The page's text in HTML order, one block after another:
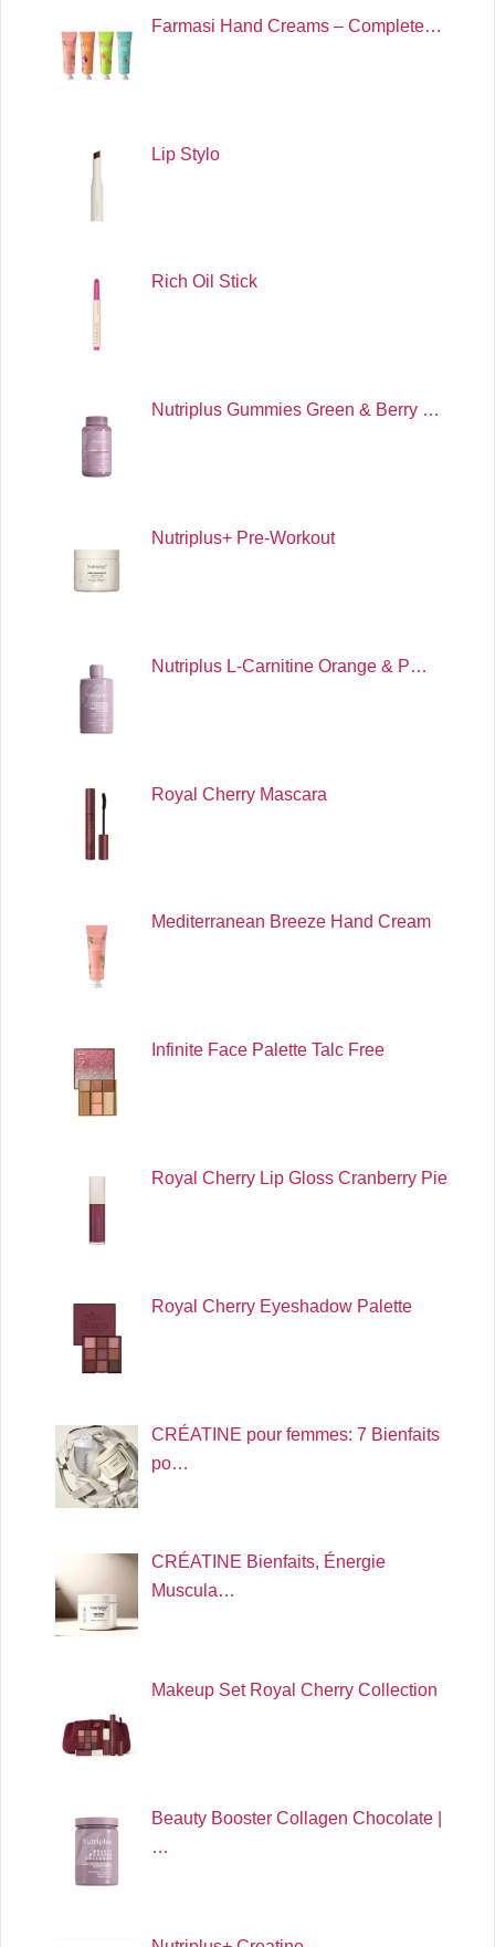
Farmasi Hand Creams – Complete…
Lip Stylo
Rich Oil Stick
Nutriplus Gummies Green & Berry …
Nutriplus+ Pre-Workout
Nutriplus L-Carnitine Orange & P…
Royal Cherry Mascara
Mediterranean Breeze Hand Cream
Infinite Face Palette Talc Free
Royal Cherry Lip Gloss Cranberry Pie
Royal Cherry Eyeshadow Palette
CRÉATINE pour femmes: 7 Bienfaits
po…
CRÉATINE Bienfaits, Énergie
Muscula…
Makeup Set Royal Cherry Collection
Beauty Booster Collagen Chocolate |
…